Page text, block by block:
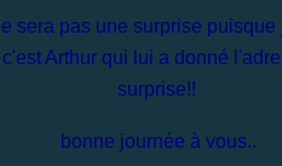
sera pas une surprise
Arthur qui lui a donné
surprise!!
bonne journée à vous..